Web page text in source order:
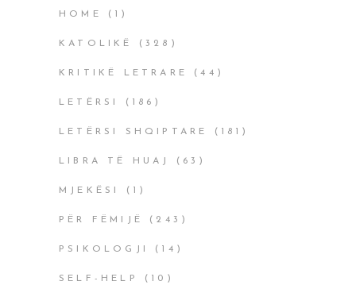
HOME (1)
KATOLIKË (328)
KRITIKË LETRARE (44)
LETËRSI (186)
LETËRSI SHQIPTARE (181)
LIBRA TË HUAJ (63)
MJEKËSI (1)
PËR FËMIJË (243)
PSIKOLOGJI (14)
SELF-HELP (10)